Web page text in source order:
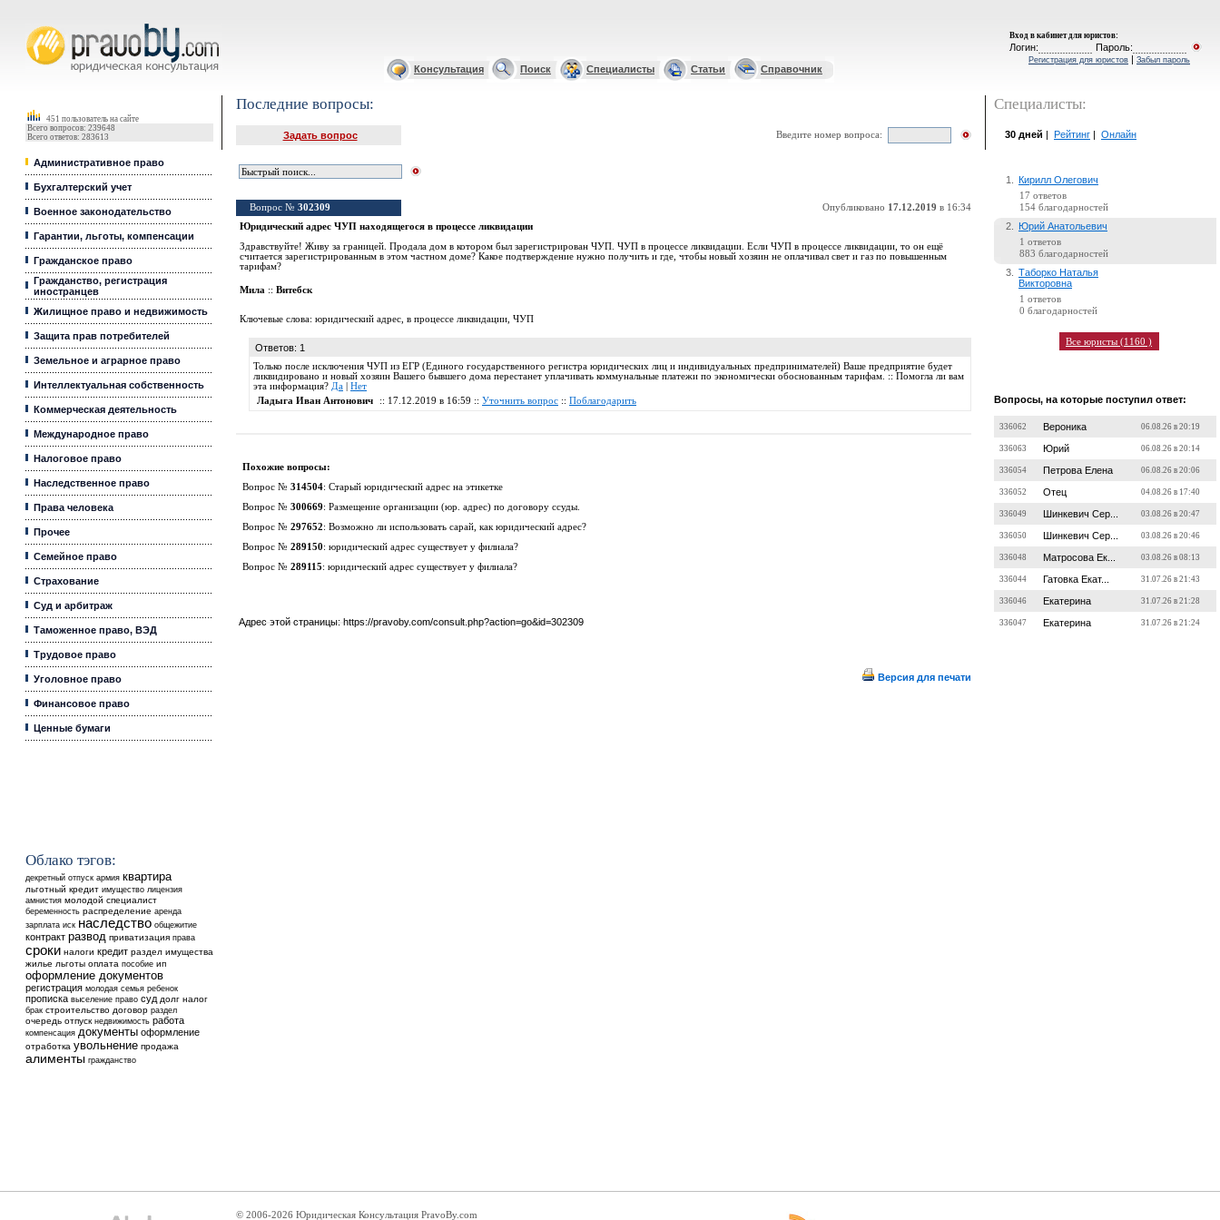
Вход в кабинет для юристов:
Логин: Пароль:
Регистрация для юристов | Забыл пароль
Консультация Поиск Специалисты Статьи Справочник
451 пользователь на сайте
Всего вопросов: 239648
Всего ответов: 283613
Административное право
Бухгалтерский учет
Военное законодательство
Гарантии, льготы, компенсации
Гражданское право
Гражданство, регистрация
иностранцев
Жилищное право и недвижимость
Защита прав потребителей
Земельное и аграрное право
Интеллектуальная собственность
Коммерческая деятельность
Международное право
Налоговое право
Наследственное право
Права человека
Прочее
Семейное право
Страхование
Суд и арбитраж
Таможенное право, ВЭД
Трудовое право
Уголовное право
Финансовое право
Ценные бумаги
Облако тэгов:
декретный отпуск армия квартира
льготный кредит имущество лицензия
амнистия молодой специалист
беременность распределение аренда
зарплата иск наследство общежитие
контракт развод приватизация права
сроки налоги кредит раздел имущества
жилье льготы оплата пособие ип
оформление документов
регистрация молодая семья ребенок
прописка выселение право суд долг налог
брак строительство договор раздел
очередь отпуск недвижимость работа
компенсация документы оформление
отработка увольнение продажа
алименты гражданство
Последние вопросы:
Задать вопрос Введите номер вопроса:
Вопрос № 302309 Опубликовано 17.12.2019 в 16:34
Юридический адрес ЧУП находящегося в процессе ликвидации
Здравствуйте! Живу за границей. Продала дом в котором был зарегистрирован ЧУП. ЧУП в процессе ликвидации. Если ЧУП в процессе ликвидации, то он ещё
считается зарегистрированным в этом частном доме? Какое подтверждение нужно получить и где, чтобы новый хозяин не оплачивал свет и газ по повышенным
тарифам?
Мила :: Витебск
Ключевые слова: юридический адрес в процессе ликвидации ЧУП
Ответов: 1
Только после исключения ЧУП из ЕГР (Единого государственного регистра юридических лиц и индивидуальных предпринимателей) Ваше предприятие будет
ликвидировано и новый хозяин Вашего бывшего дома перестанет уплачивать коммунальные платежи по экономически обоснованным тарифам. :: Помогла ли вам
эта информация? Да
Нет
Ладыга Иван Антонович
:: 17.12.2019 в 16:59 :: Уточнить вопрос :: Поблагодарить
Похожие вопросы:
Вопрос № 314504: Старый юридический адрес на этикетке
Вопрос № 300669: Размещение организации (юр. адрес) по договору ссуды.
Вопрос № 297652: Возможно ли использовать сарай, как юридический адрес?
Вопрос № 289150: юридический адрес существует у филиала?
Вопрос № 289115: юридический адрес существует у филиала?
Адрес этой страницы: https://pravoby.com/consult.php?action=go&id=302309
Версия для печати
Специалисты:
30 дней Рейтинг Онлайн
1. Кирилл Олегович
17 ответов
154 благодарностей
2. Юрий Анатольевич
1 ответов
883 благодарностей
3.
Таборко Наталья
Викторовна
1 ответов
0 благодарностей
Все юристы (1160 )
Вопросы, на которые поступил ответ:
336062 Вероника 06.08.26 в 20:19
336063 Юрий 06.08.26 в 20:14
336054 Петрова Елена 06.08.26 в 20:06
336052 Отец 04.08.26 в 17:40
336049 Шинкевич Сер... 03.08.26 в 20:47
336050 Шинкевич Сер... 03.08.26 в 20:46
336048 Матросова Ек... 03.08.26 в 08:13
336044 Гатовка Екат... 31.07.26 в 21:43
336046 Екатерина 31.07.26 в 21:28
336047 Екатерина 31.07.26 в 21:24
© 2006-2026 Юридическая Консультация PravoBy.com